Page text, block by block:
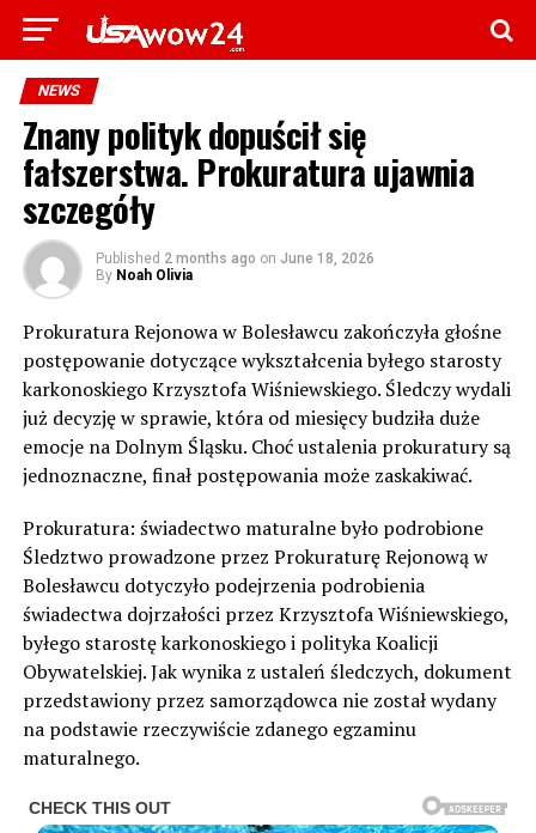
NEWS
Znany polityk dopuścił się
fałszerstwa. Prokuratura ujawnia
szczegóły
Published 2 months ago on June 18, 2026
By Noah Olivia
Prokuratura Rejonowa w Bolesławcu zakończyła głośne
postępowanie dotyczące wykształcenia byłego starosty
karkonoskiego Krzysztofa Wiśniewskiego. Śledczy wydali
już decyzję w sprawie, która od miesięcy budziła duże
emocje na Dolnym Śląsku. Choć ustalenia prokuratury są
jednoznaczne, finał postępowania może zaskakiwać.
Prokuratura: świadectwo maturalne było podrobione
Śledztwo prowadzone przez Prokuraturę Rejonową w
Bolesławcu dotyczyło podejrzenia podrobienia
świadectwa dojrzałości przez Krzysztofa Wiśniewskiego,
byłego starostę karkonoskiego i polityka Koalicji
Obywatelskiej. Jak wynika z ustaleń śledczych, dokument
przedstawiony przez samorządowca nie został wydany
na podstawie rzeczywiście zdanego egzaminu
maturalnego.